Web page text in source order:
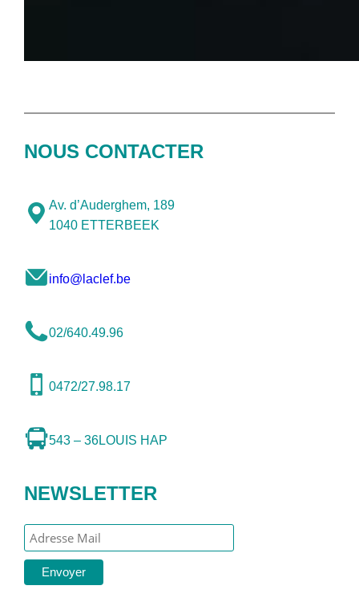
NOUS CONTACTER
Av. d’Auderghem, 189
1040 ETTERBEEK
info@laclef.be
02/640.49.96
0472/27.98.17
543 – 36LOUIS HAP
NEWSLETTER